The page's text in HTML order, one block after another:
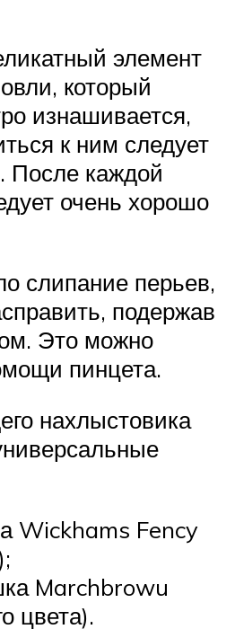
элемент
который
изнашивается,
к ним следует
После каждой
очень хорошо
слипание перьев,
подержав
Это можно
пинцета.
нахлыстовика
Wickhams Fency
Marchbrowu
цвета).